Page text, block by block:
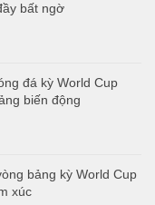
bất ngờ
đá kỳ World Cup
biến động
bảng kỳ World Cup
xúc